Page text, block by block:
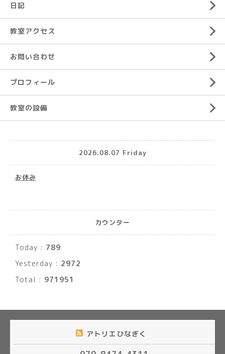
日記
教室アクセス
お問い合わせ
プロフィール
教室の設備
2026.08.07 Friday
お休み
カウンター
Today : 789
Yesterday : 2972
Total : 971951
アトリエひなぎく